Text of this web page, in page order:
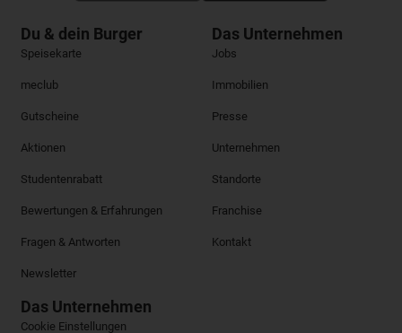
Du & dein Burger
Speisekarte
meclub
Gutscheine
Aktionen
Studentenrabatt
Bewertungen & Erfahrungen
Fragen & Antworten
Newsletter
Das Unternehmen
Jobs
Immobilien
Presse
Unternehmen
Standorte
Franchise
Kontakt
Das Unternehmen
Cookie Einstellungen